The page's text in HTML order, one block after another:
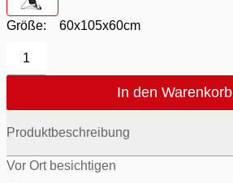
Größe: 60x105x60cm
1
In den Warenkorb
Produktbeschreibung
Vor Ort besichtigen